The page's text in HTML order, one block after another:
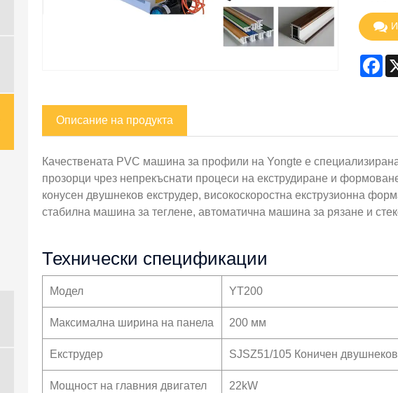
Описание на продукта
Качествената PVC машина за профили на Yongte е
прозорци чрез непрекъснати процеси на екструдиране и
конусен двушнеков екструдер, високоскоростна екструзионна
стабилна машина за теглене, автоматична машина за рязане и
Технически спецификации
Модел YT200
Максимална ширина на панела 200 мм
Екструдер SJSZ51/105 Коничен двушнеков
Мощност на главния двигател 22kW